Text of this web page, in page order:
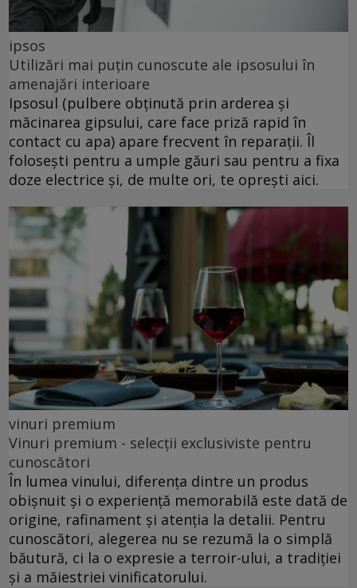
ipsos
Utilizări mai puțin cunoscute ale ipsosului în
amenajări interioare
Ipsosul (pulbere obținută prin arderea și
măcinarea gipsului, care face priză rapid în
contact cu apa) apare frecvent în reparații. Îl
folosești pentru a umple găuri sau pentru a fixa
doze electrice și, de multe ori, te oprești aici.
vinuri premium
Vinuri premium - selecții exclusiviste pentru
cunoscători
În lumea vinului, diferența dintre un produs
obișnuit și o experiență memorabilă este dată de
origine, rafinament și atenția la detalii. Pentru
cunoscători, alegerea nu se rezumă la o simplă
băutură, ci la o expresie a terroir-ului, a tradiției
și a măiestriei vinificatorului.